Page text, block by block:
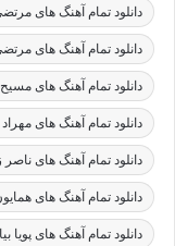
دانلود تمام آهنگ های
دانلود تمام آهنگ های
دانلود تمام آهنگ های
دانلود تمام آهنگ های
دانلود تمام آهنگ های ناصر
دانلود تمام آهنگ های
دانلود تمام آهنگ های پویا